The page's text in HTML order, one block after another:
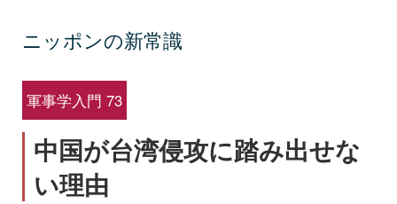
ニッポンの新常識
軍事学入門 73
中国が台湾侵攻に踏み出せな
い理由